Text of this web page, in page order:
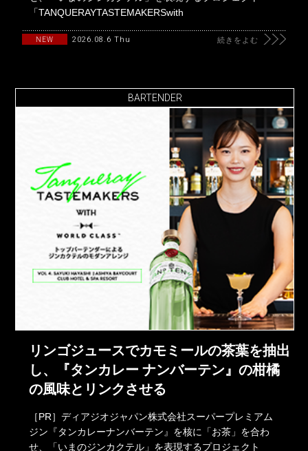
「TANQUERAYTASTEMAKERSwith
NEW 2026.08.6 Thu 続きをよむ
BARTENDER
リンゴジュースでカモミールの茶葉を抽出
し、『タンカレー ナンバーテン』の柑橘
の風味とリンクさせる
［PR］ディアジオジャパン株式会社スーパープレミアム
ジン『タンカレーナンバーテン』を核に「お茶」を合わ
せ、「いまのジンカクテル」を表現するプロジェクト